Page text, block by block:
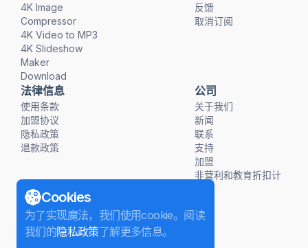
4K Image
Compressor
4K Video to MP3
4K Slideshow
Maker
Download
反馈
取消订阅
法律信息
使用条款
加盟协议
隐私政策
退款政策
公司
关于我们
新闻
联系
支持
加盟
非营利和教育折扣计
Cookies
为了实现魔法，我们使用cookie。阅读
我们的隐私政策了解更多信息。